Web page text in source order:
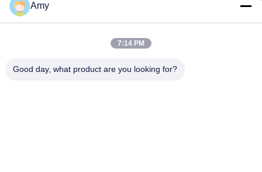
09:00-18:00
Nationale weg 106, Huadu-district, Guangzhou
Amy
7:14 PM
Good day, what product are you looking for?